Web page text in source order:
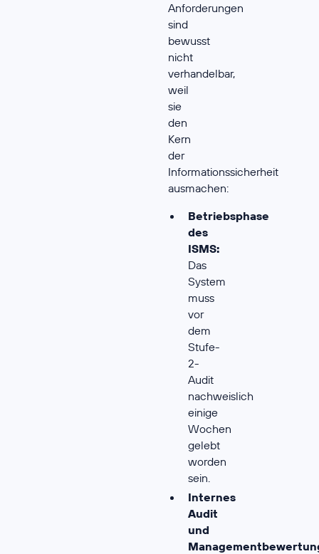
Anforderungen
sind
bewusst
nicht
verhandelbar,
weil
sie
den
Kern
der
Informationssicherheit
ausmachen:
Betriebsphase
des
ISMS:
Das
System
muss
vor
dem
Stufe-
2-
Audit
nachweislich
einige
Wochen
gelebt
worden
sein.
Internes
Audit
und